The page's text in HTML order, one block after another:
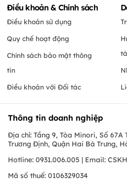
Điều khoản & Chính sách
Điều khoản sử dụng
Quy chế hoạt động
Chính sách bảo mật thông
tin
Điều khoản với Đối tác
Thông tin doanh nghiệp
Địa chỉ: Tầng 9, Tòa Minori, Số 67A
Trương Định, Quận Hai Bà Trưng,
Hotline: 0931.006.005 | Email:
Mã số thuế: 0106329034